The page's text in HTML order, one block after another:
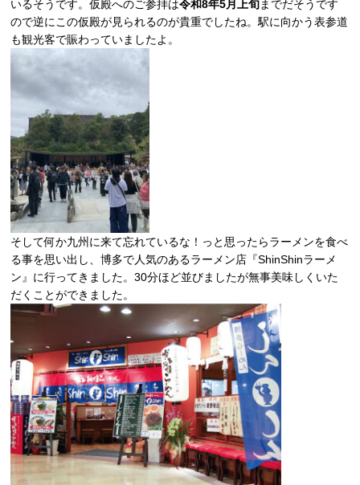
いるそうです。仮殿へのご参拝は令和8年5月上旬までだそうです
ので逆にこの仮殿が見られるのが貴重でしたね。駅に向かう表参道
も観光客で賑わっていましたよ。
そして何か九州に来て忘れているな！っと思ったらラーメンを食べ
る事を思い出し、博多で人気のあるラーメン店『ShinShinラーメ
ン』に行ってきました。30分ほど並びましたが無事美味しくいた
だくことができました。